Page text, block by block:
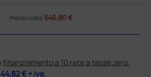
Prezzo ivato 546,80 €
finanziamento a 10 rate a tasse zero:
44,82 €+ iva.